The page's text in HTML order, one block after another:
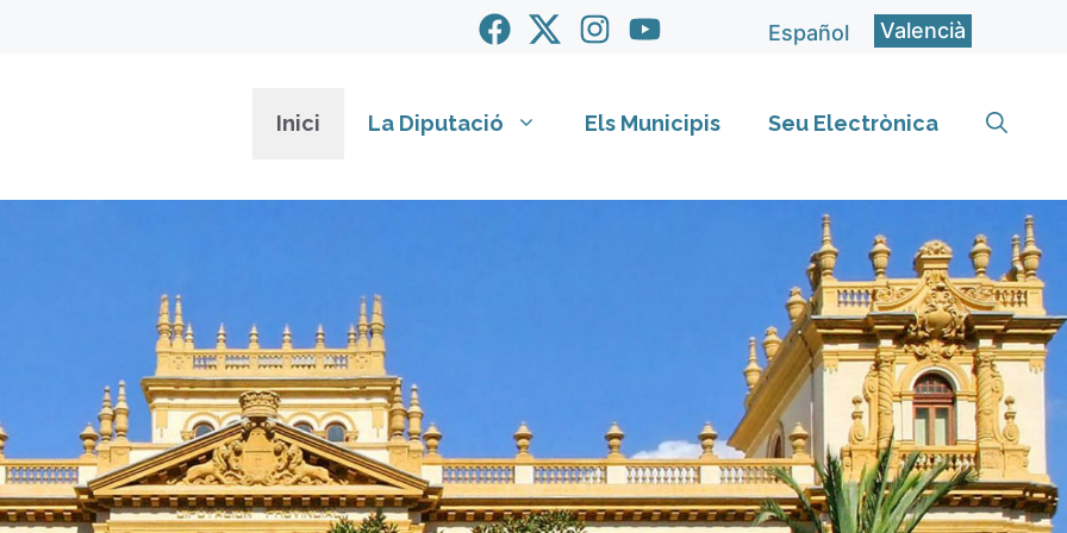
Español Valencià
Inici La Diputació Els Municipis Seu Electrònica